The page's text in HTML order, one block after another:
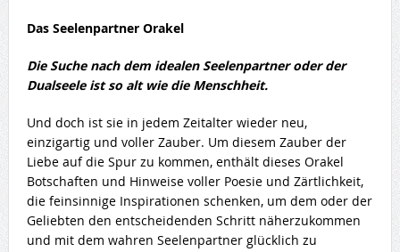
Das Seelenpartner Orakel
Die Suche nach dem idealen Seelenpartner oder der
Dualseele ist so alt wie die Menschheit.
Und doch ist sie in jedem Zeitalter wieder neu,
einzigartig und voller Zauber. Um diesem Zauber der
Liebe auf die Spur zu kommen, enthält dieses Orakel
Botschaften und Hinweise voller Poesie und Zärtlichkeit,
die feinsinnige Inspirationen schenken, um dem oder der
Geliebten den entscheidenden Schritt näherzukommen
und mit dem wahren Seelenpartner glücklich zu